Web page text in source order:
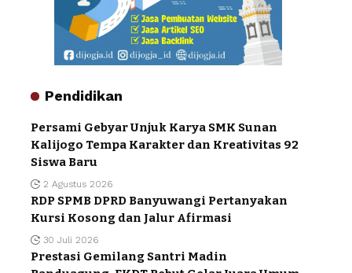
Pendidikan
Persami Gebyar Unjuk Karya SMK Sunan
Kalijogo Tempa Karakter dan Kreativitas 92
Siswa Baru
2 Agustus 2026
RDP SPMB DPRD Banyuwangi Pertanyakan
Kursi Kosong dan Jalur Afirmasi
30 Juli 2026
Prestasi Gemilang Santri Madin